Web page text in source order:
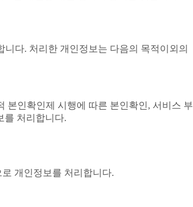
다. 처리한 개인정보는 다음의 목적이외의
본인확인제 시행에 따른 본인확인, 서비스 부
를 처리합니다.
개인정보를 처리합니다.